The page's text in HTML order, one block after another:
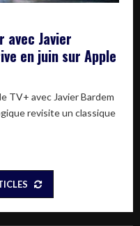
avec Javier
en juin sur Apple
TV+ avec Javier Bardem
revisite un classique